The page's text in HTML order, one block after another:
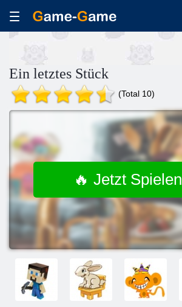
Ein letztes Stück
(Total 10)
🔥 Jetzt Spielen